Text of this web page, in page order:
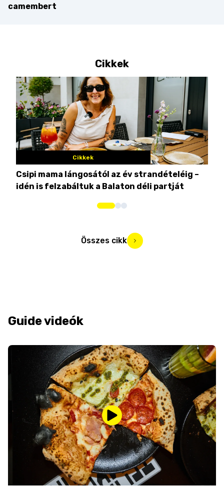
camembert
Cikkek
Cikkek
Csipi mama lángosától az év strandételéig –
idén is felzabáltuk a Balaton déli partját
Összes cikk
Guide videók